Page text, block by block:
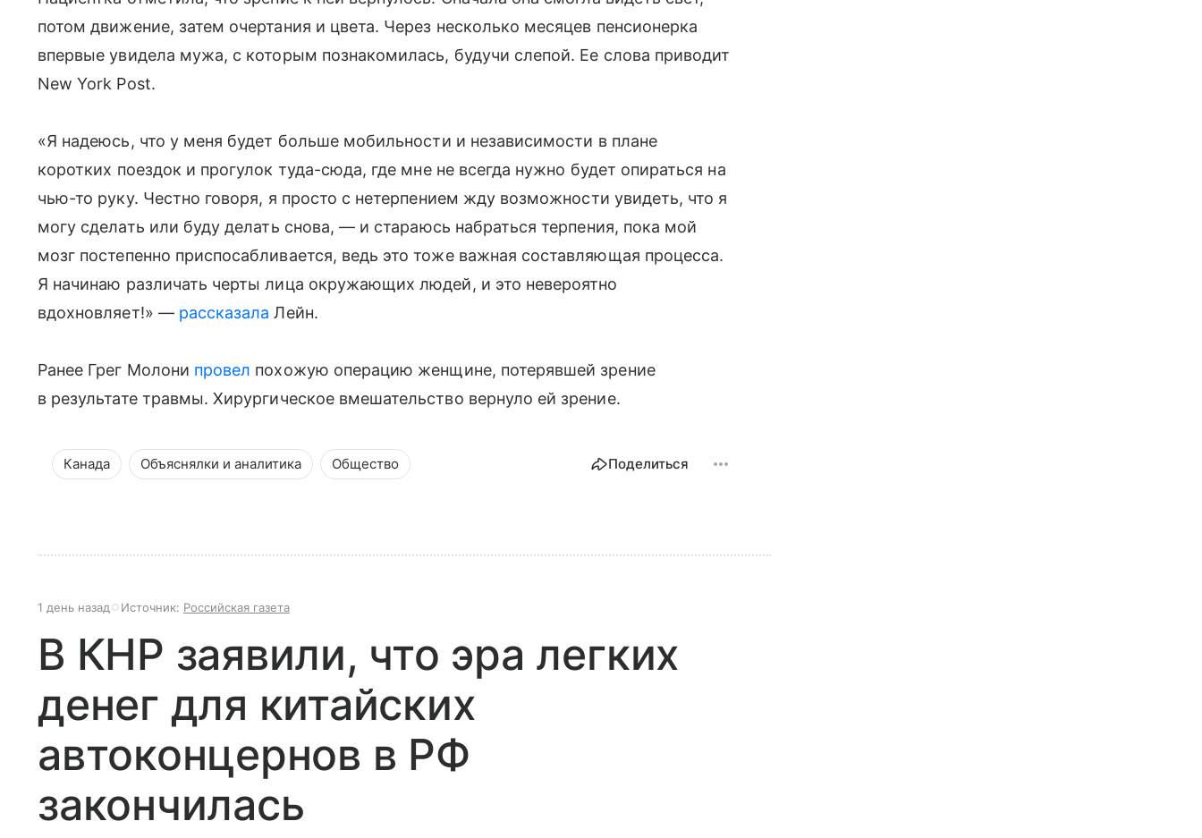
потом движение, затем очертания и цвета. Через несколько месяцев пенсионерка
впервые увидела мужа, с которым познакомилась, будучи слепой. Ее слова приводит
New York Post.
«Я надеюсь, что у меня будет больше мобильности и независимости в плане
коротких поездок и прогулок туда-сюда, где мне не всегда нужно будет опираться на
чью-то руку. Честно говоря, я просто с нетерпением жду возможности увидеть, что я
могу сделать или будуделать снова,— и стараюсь набраться терпения, пока мой
мозг постепенно приспосабливается, ведь это тоже важная составляющая процесса.
Я начинаю различать черты лица окружающих людей, и это невероятно
вдохновляет!» — рассказала Лейн.
Ранее Грег Молони провел похожую операцию женщине, потерявшей зрение
в результате травмы. Хирургическое вмешательство вернуло ей зрение.
Канада Объяснялки и аналитика Общество Поделиться
1 день назад Источник: Российская газета
В КНР заявили, что эра легких
денег для китайских
автоконцернов в РФ
закончилась